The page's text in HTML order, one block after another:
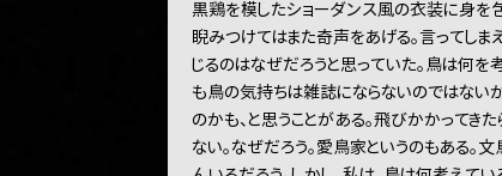
黒鶏を模したショーダンス風の衣装に身を
睨みつけてはまた奇声をあげる。言ってし
じるのはなぜだろうと思っていた。鳥は何
も鳥の気持ちは雑誌にならないのではないか
のかも、と思うことがある。飛びかかってき
ない。なぜだろう。愛鳥家というのもある